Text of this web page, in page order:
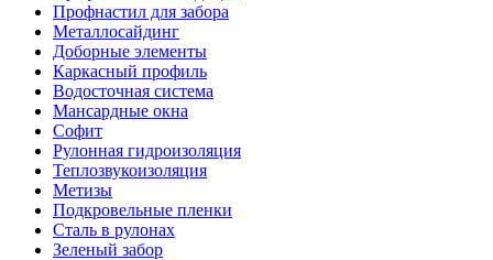
Профнастил для забора
Металлосайдинг
Доборные элементы
Каркасный профиль
Водосточная система
Мансардные окна
Софит
Рулонная гидроизоляция
Теплозвукоизоляция
Метизы
Подкровельные пленки
Сталь в рулонах
Зеленый забор